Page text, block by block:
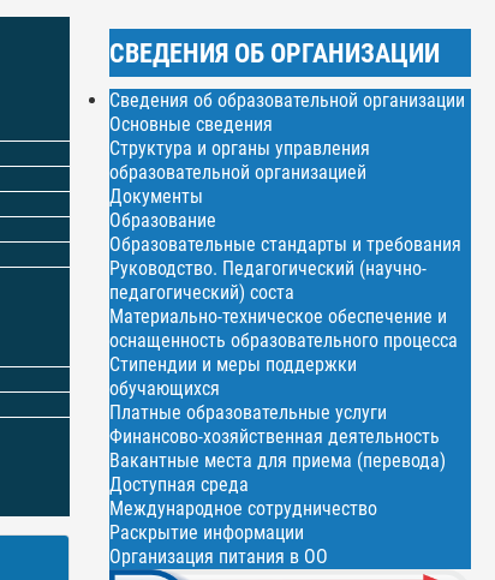
СВЕДЕНИЯ ОБ ОРГАНИЗАЦИИ
Сведения об образовательной организации
Основные сведения
Структура и органы управления
образовательной организацией
Документы
Образование
Образовательные стандарты и требования
Руководство. Педагогический (научно-
педагогический) соста
Материально-техническое обеспечение и
оснащенность образовательного процесса
Стипендии и меры поддержки
обучающихся
Платные образовательные услуги
Финансово-хозяйственная деятельность
Вакантные места для приема (перевода)
Доступная среда
Международное сотрудничество
Раскрытие информации
Организация питания в ОО